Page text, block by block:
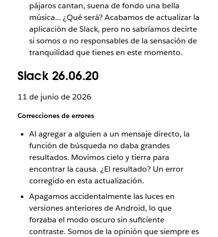
pájaros cantan, suena de fondo una bella
música... ¿Qué será? Acabamos de actualizar la
aplicación de Slack, pero no sabríamos decirte
si somos o no responsables de la sensación de
tranquilidad que tienes en este momento.
Slack 26.06.20
11 de junio de 2026
Correcciones de errores
Al agregar a alguien a un mensaje directo, la
función de búsqueda no daba grandes
resultados. Movimos cielo y tierra para
encontrar la causa. ¿El resultado? Un error
corregido en esta actualización.
Apagamos accidentalmente las luces en
versiones anteriores de Android, lo que
forzaba el modo oscuro sin suficiente
contraste. Somos de la opinión que siempre es